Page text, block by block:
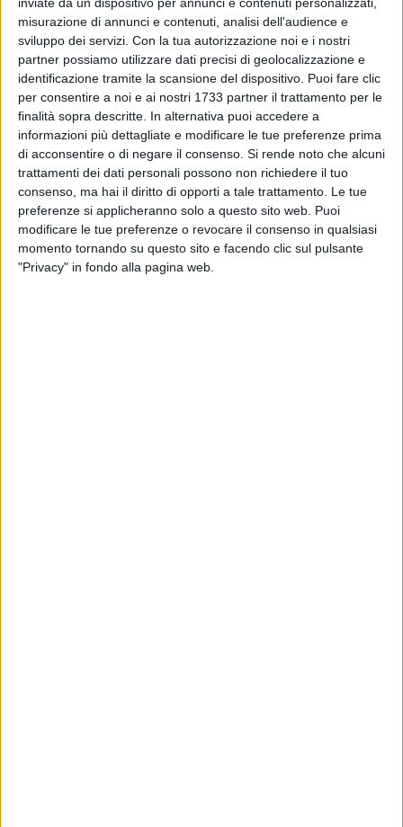
inviate da un dispositivo per annunci e contenuti personalizzati,
misurazione di annunci e contenuti, analisi dell'audience e
sviluppo dei servizi. Con la tua autorizzazione noi e i nostri
partner possiamo utilizzare dati precisi di geolocalizzazione e
identificazione tramite la scansione del dispositivo. Puoi fare clic
per consentire a noi e ai nostri 1733 partner il trattamento per le
finalità sopra descritte. In alternativa puoi accedere a
informazioni più dettagliate e modificare le tue preferenze prima
di acconsentire o di negare il consenso. Si rende noto che alcuni
trattamenti dei dati personali possono non richiedere il tuo
consenso, ma hai il diritto di opporti a tale trattamento. Le tue
preferenze si applicheranno solo a questo sito web. Puoi
modificare le tue preferenze o revocare il consenso in qualsiasi
momento tornando su questo sito e facendo clic sul pulsante
"Privacy" in fondo alla pagina web.
pedonalizzazione del lungomare Starita nel tratto
prospiciente il faro di San Cataldo, inserita in un sistema di
spazi pubblici pedonali/ciclopedonali e attrezzati per la
sosta, sistemati in parte a verde e accessibili. Gli interventi
oggetto dell'accordo quadro triennale, dell'importo
complessivo di 7.135.881,11 euro (comprensivi degli oneri di
sicurezza, non soggetti a ribasso, stimati in 155.590,65
euro), sono finanziati in parte dal POC Metro 2014-2020 e in
parte attraverso il "Fondo per l'attuazione del Piano
Nazionale delle Città" del ministero delle Infrastrutture e dei
Trasporti.